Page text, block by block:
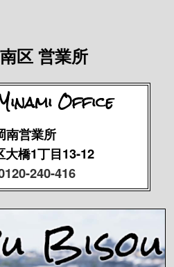
区 営業所
Office
南営業所
大橋1丁目13-12
240-416